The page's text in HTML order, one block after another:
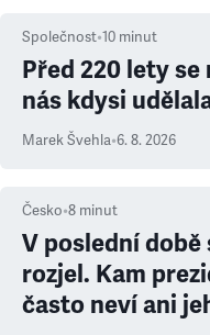
Společnost•10 minut
Před 220 lety se
nás kdysi
Marek Švehla•6. 8. 2026
Česko•8 minut
V poslední
rozjel. Kam
často neví ani